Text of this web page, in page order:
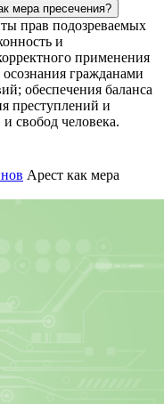
мера пресечения?
прав подозреваемых
и
применения
гражданами
обеспечения баланса
преступлений и
свобод человека.
Арест как мера